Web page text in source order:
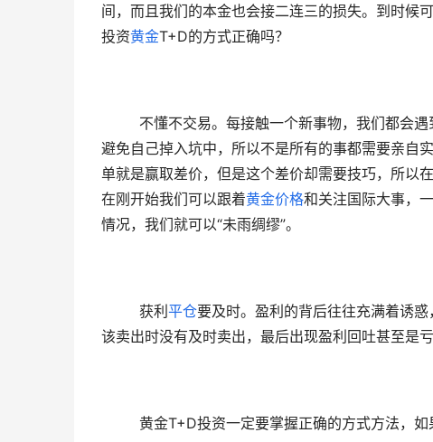
间，而且我们的本金也会接二连三的损失。到时候
投资黄金T+D的方式正确吗？
避免自己掉入坑中，所以不是所有的事都需要亲自
单就是赢取差价，但是这个差价却需要技巧，所以
在刚开始我们可以跟着黄金价格和关注国际大事，
情况，我们就可以“未雨绸缪”。
  获利
平仓要及时。盈利的背后往往充满着诱
该卖出时没有及时卖出，最后出现盈利回吐甚至是
黄金T+D投资一定要掌握正确的方式方法，